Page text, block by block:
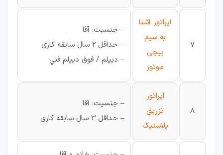
7
اپراتور آشنا
به سيم
پيچی
موتور
– جنسیت: آقا
– حداقل 2 سال سابقه کاری
– ديپلم / فوق ديپلم فني
8
اپراتور
تزريق
پلاستيک
– جنسیت: آقا
– حداقل 3 سال سابقه کاری